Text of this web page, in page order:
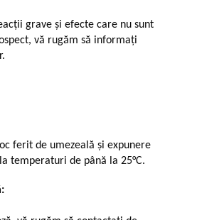
grave și efecte care nu sunt
vă rugăm să informați
ferit de umezeală și expunere
temperaturi de până la 25°C.